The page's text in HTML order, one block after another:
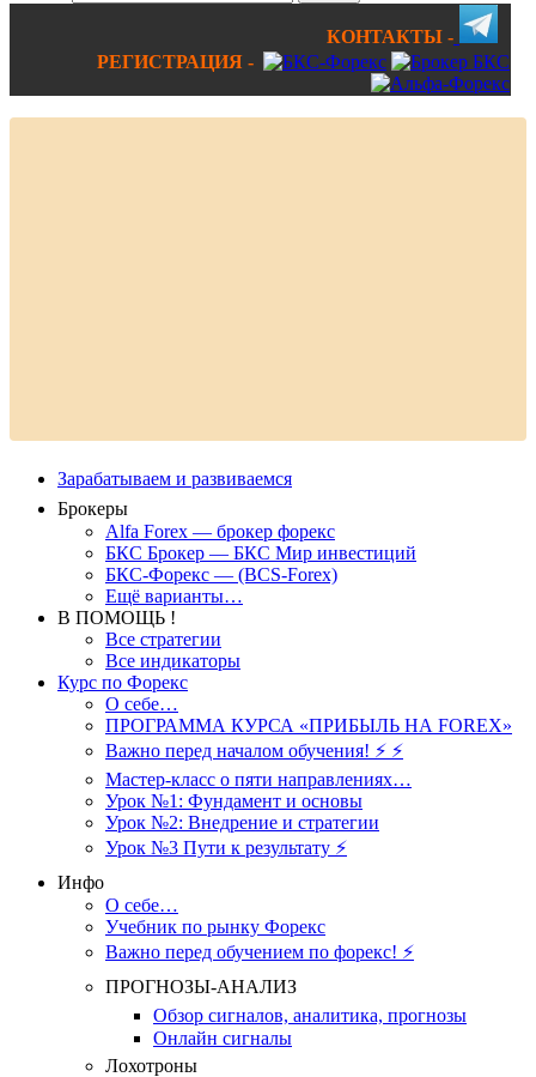
КОНТАКТЫ -
РЕГИСТРАЦИЯ -
Зарабатываем и развиваемся
Брокеры
Alfa Forex — брокер форекс
БКС Брокер — БКС Мир инвестиций
БКС-Форекс — (BCS-Forex)
Ещё варианты…
В ПОМОЩЬ !
Все стратегии
Все индикаторы
Курс по Форекс
О себе…
ПРОГРАММА КУРСА «ПРИБЫЛЬ НА FOREX»
Важно перед началом обучения! ⚡ ⚡
Мастер-класс о пяти направлениях…
Урок №1: Фундамент и основы
Урок №2: Внедрение и стратегии
Урок №3 Пути к результату ⚡️
Инфо
О себе…
Учебник по рынку Форекс
Важно перед обучением по форекс! ⚡
ПРОГНОЗЫ-АНАЛИЗ
Обзор сигналов, аналитика, прогнозы
Онлайн сигналы
Лохотроны